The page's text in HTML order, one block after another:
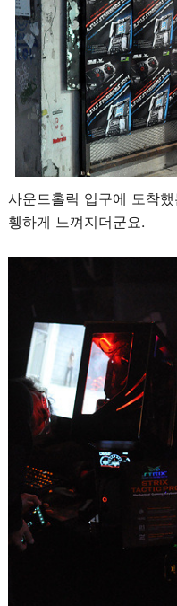
사운드홀릭 입구에 도착
휑하게 느껴지더군요.